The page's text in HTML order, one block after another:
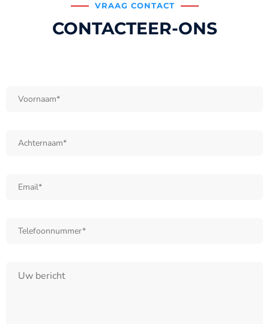
VRAAG CONTACT
CONTACTEER-ONS